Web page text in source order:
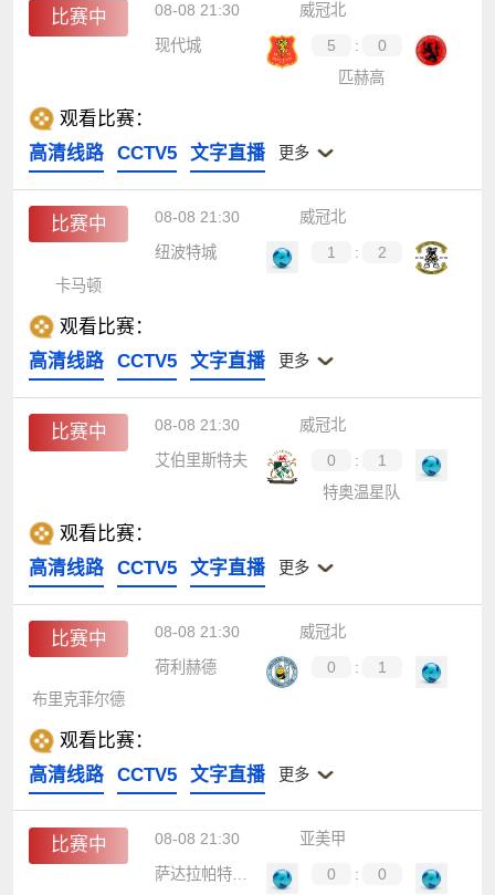
比赛中 08-08 21:30
威冠北
现代城
5 :
0
匹赫高
观看比赛：
高清线路
CCTV5 文字直播 更多
比赛中 08-08 21:30
威冠北
纽波特城
1 :
2
卡马顿
观看比赛：
高清线路
CCTV5 文字直播 更多
比赛中 08-08 21:30
威冠北
艾伯里斯特夫
0 :
1
特奥温星队
观看比赛：
高清线路
CCTV5 文字直播 更多
比赛中 08-08 21:30
威冠北
荷利赫德
0 :
1
布里克菲尔德
观看比赛：
高清线路
CCTV5 文字直播 更多
比赛中 08-08 21:30
亚美甲
萨达拉帕特B队
0 :
0